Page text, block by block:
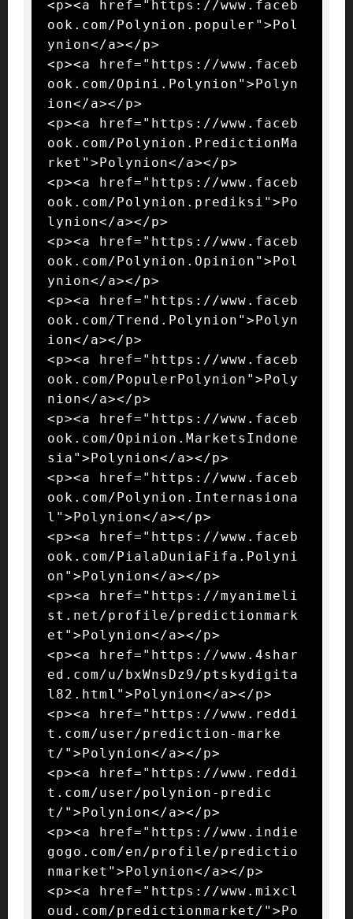
<p><a href="https://www.faceb
ook.com/Polynion.populer">Pol
ynion</a></p>
<p><a href="https://www.faceb
ook.com/Opini.Polynion">Polyn
ion</a></p>
<p><a href="https://www.faceb
ook.com/Polynion.PredictionMa
rket">Polynion</a></p>
<p><a href="https://www.faceb
ook.com/Polynion.prediksi">Po
lynion</a></p>
<p><a href="https://www.faceb
ook.com/Polynion.Opinion">Pol
ynion</a></p>
<p><a href="https://www.faceb
ook.com/Trend.Polynion">Polyn
ion</a></p>
<p><a href="https://www.faceb
ook.com/PopulerPolynion">Poly
nion</a></p>
<p><a href="https://www.faceb
ook.com/Opinion.MarketsIndone
sia">Polynion</a></p>
<p><a href="https://www.faceb
ook.com/Polynion.Internasiona
l">Polynion</a></p>
<p><a href="https://www.faceb
ook.com/PialaDuniaFifa.Polyni
on">Polynion</a></p>
<p><a href="https://myanimeli
st.net/profile/predictionmark
et">Polynion</a></p>
<p><a href="https://www.4shar
ed.com/u/bxWnsDz9/ptskydigita
l82.html">Polynion</a></p>
<p><a href="https://www.reddi
t.com/user/prediction-marke
t/">Polynion</a></p>
<p><a href="https://www.reddi
t.com/user/polynion-predic
t/">Polynion</a></p>
<p><a href="https://www.indie
gogo.com/en/profile/predictio
nmarket">Polynion</a></p>
<p><a href="https://www.mixcl
oud.com/predictionmarket/">Po